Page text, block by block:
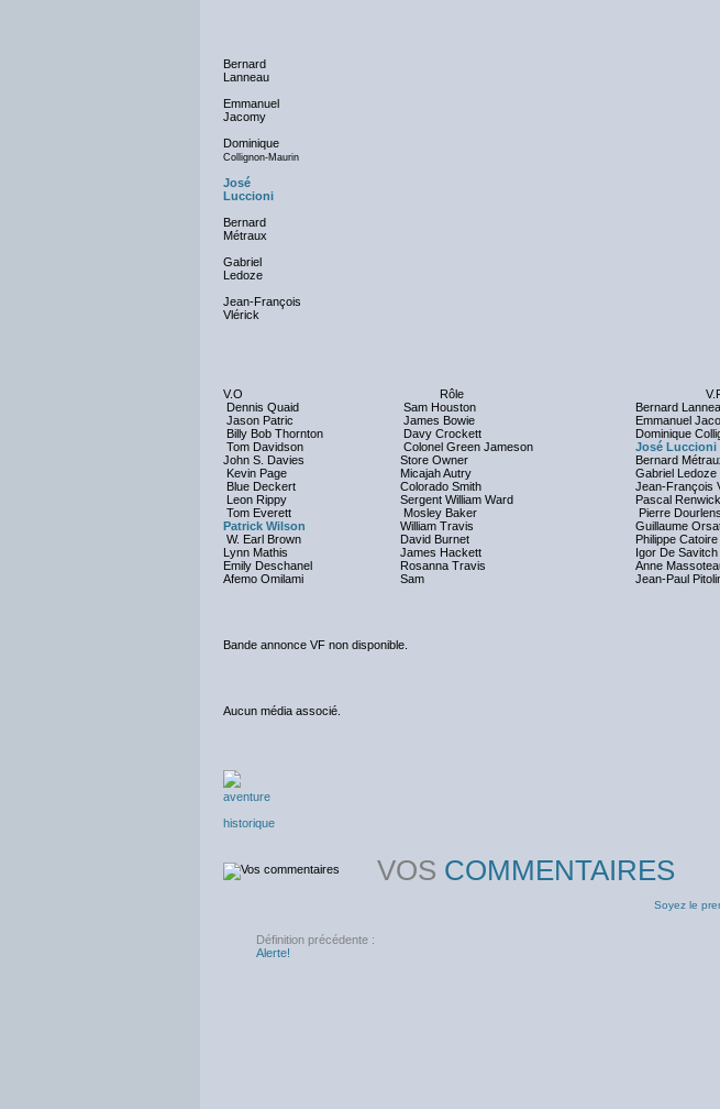
Bernard
Lanneau
Emmanuel
Jacomy
Dominique
Collignon-Maurin
José
Luccioni
Bernard
Métraux
Gabriel
Ledoze
Jean-François
Vlérick
V.O Rôle
Dennis Quaid
Sam Houston
Bernard
Jason Patric
James Bowie
Emmanuel
Billy Bob Thornton
Davy Crockett
Dominique
Tom Davidson
Colonel Green Jameson
José Luccioni
John S. Davies
Store Owner
Bernard
Kevin Page
Micajah Autry
Gabriel Ledoze
Blue Deckert
Colorado Smith
Jean-François
Leon Rippy
Sergent William Ward
Pascal Renwick
Tom Everett
Mosley Baker
Pierre Dourlens
Patrick Wilson
William Travis
Guillaume
W. Earl Brown
David Burnet
Philippe Catoire
Lynn Mathis
James Hackett
Igor De Savitch
Emily Deschanel
Rosanna Travis
Anne
Afemo Omilami
Sam Jean-Paul
Bande annonce VF non disponible.
Aucun média associé.
aventure
historique
VOS COMMENTAIRES
Soyez le
Définition précédente :
Alerte!